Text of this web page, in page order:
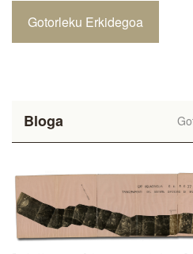
Gotorleku Erkidegoa
Bloga